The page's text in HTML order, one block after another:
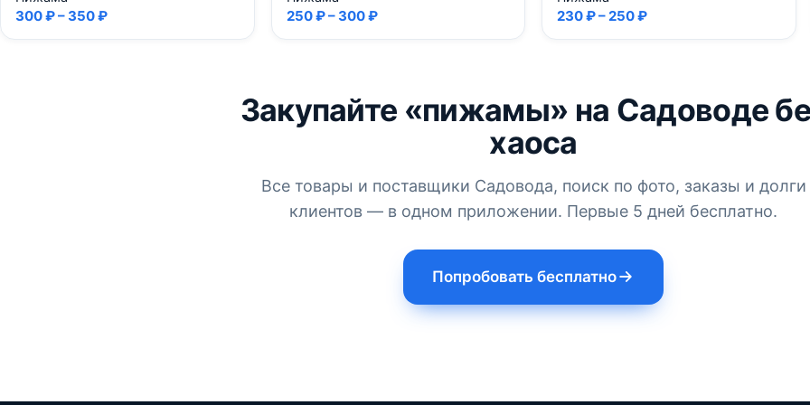
300 ₽ – 350 ₽ 250 ₽ – 300 ₽ 230 ₽ – 250 ₽
Закупайте «пижамы» на Садоводе
хаоса
Все товары и поставщики Садовода, поиск по фото, заказы и долги
клиентов — в одном приложении. Первые 5 дней бесплатно.
Попробовать бесплатно